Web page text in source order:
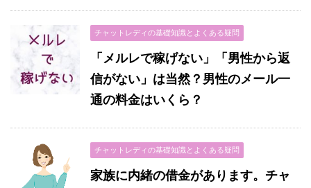
チャットレディの基礎知識とよくある疑問
「メルレで稼げない」「男性から返
信がない」は当然？男性のメール一
通の料金はいくら？
チャットレディの基礎知識とよくある疑問
家族に内緒の借金があります。チャ